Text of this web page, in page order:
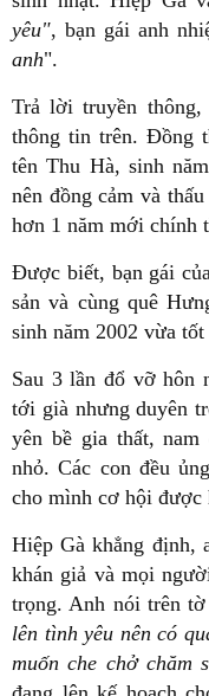
yêu", bạn gái anh
anh".
Trả lời truyền thông,
thông tin trên. Đồng
tên Thu Hà, sinh
nên đồng cảm và
hơn 1 năm mới chính
Được biết, bạn gái
sản và cùng quê
sinh năm 2002 vừa
Sau 3 lần đổ vỡ hôn
tới già nhưng duyên
yên bề gia thất,
nhỏ. Các con đều
cho mình cơ hội được
Hiệp Gà khẳng định,
khán giả và mọi
trọng. Anh nói trên
lên tình yêu nên có
muốn che chở chăm